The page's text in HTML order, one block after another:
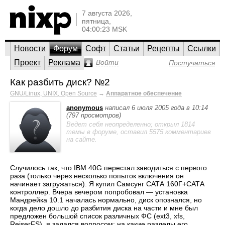
7 августа 2026,
пятница,
04:00:23 MSK
Новости Форум Софт Статьи Рецепты
Ссылки
Проект
Реклама Войти Постучаться
Как разбить диск? №2
GNU/Linux, UNIX, Open Source → Аппаратное обеспечение
anonymous написал 6 июля 2005 года в 10:14
(797 просмотров)
Ведет себя неопределенно; открыл 1814
темы в форуме, оставил 5575 комментариев
на сайте.
Случилось так, что IBM 40G перестал заводиться с первого
раза (только через несколько попыток включения он
начинает загружаться). Я купил Самсунг САТА 160Г+САТА
контроллер. Вчера вечером попробовал — установка
Мандрейка 10.1 началась нормально, диск опознался, но
когда дело дошло до разбития диска на части и мне был
предложен большой список различных ФС (ext3, xfs,